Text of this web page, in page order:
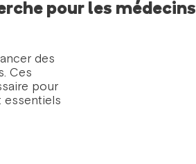
pour les médecins
des
Ces
pour
essentiels